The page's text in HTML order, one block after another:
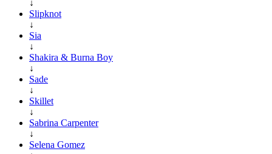
↓
Slipknot
↓
Sia
↓
Shakira & Burna Boy
↓
Sade
↓
Skillet
↓
Sabrina Carpenter
↓
Selena Gomez